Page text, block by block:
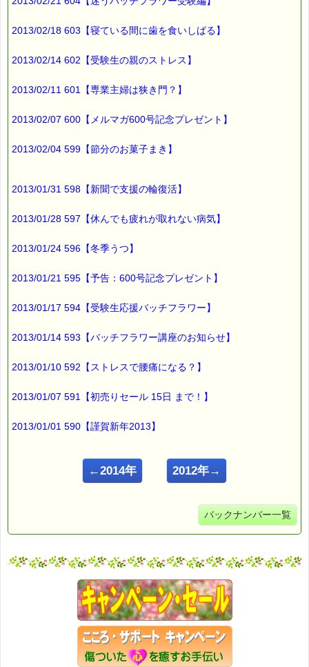
2013/02/18 603【寝ている間に歯を食いしばる】
2013/02/14 602【受験生の親のストレス】
2013/02/11 601【専業主婦は狭き門？】
2013/02/07 600【メルマガ600号記念プレゼント】
2013/02/04 599【節分のお菓子まき】
2013/01/31 598【新聞で支援の輪復活】
2013/01/28 597【休んでも疲れが取れない病気】
2013/01/24 596【冬季うつ】
2013/01/21 595【予告：600号記念プレゼント】
2013/01/17 594【受験生応援バッチフラワー】
2013/01/14 593【バッチフラワー講座のお知らせ】
2013/01/10 592【ストレスで腰痛になる？】
2013/01/07 591【初売りセール 15日 まで！】
2013/01/01 590【謹賀新年2013】
←2014年 2012年→
バックナンバー一覧